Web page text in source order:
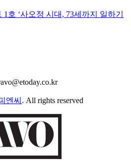
호 ‘사오정 시대, 73세까지 일하기
엔씨 . All rights reserved